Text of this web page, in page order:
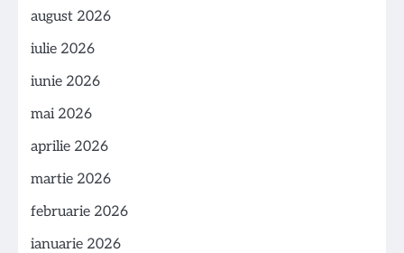
august 2026
iulie 2026
iunie 2026
mai 2026
aprilie 2026
martie 2026
februarie 2026
ianuarie 2026